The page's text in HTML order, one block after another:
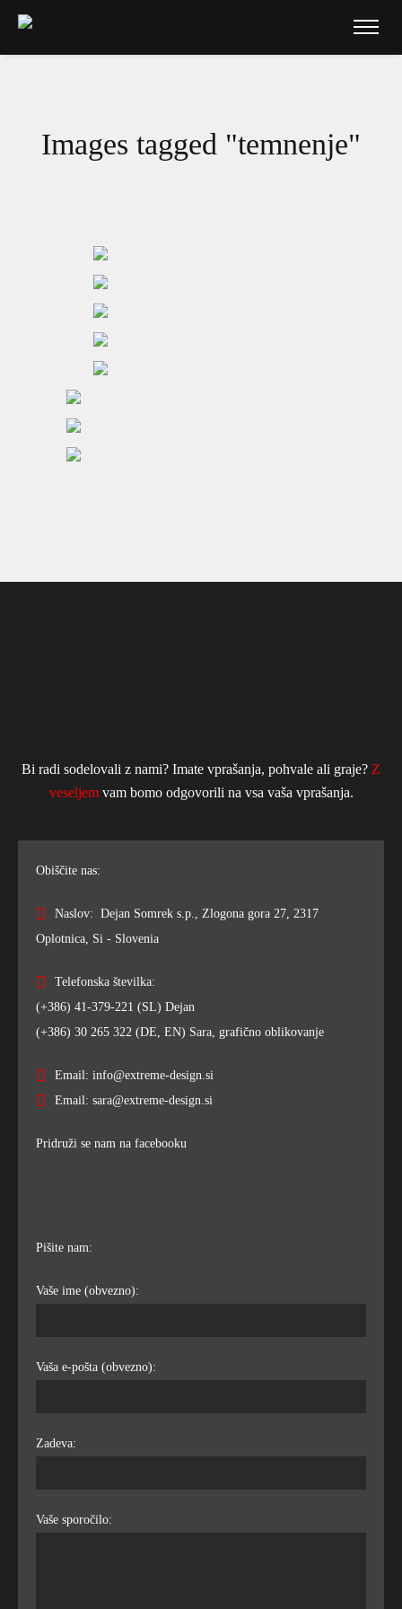
Images tagged "temnenje"
Bi radi sodelovali z nami? Imate vprašanja, pohvale ali graje? Z
veseljemvam bomo odgovorili na vsa vaša vprašanja.
Obiščite nas:
Naslov: Dejan Somrek s.p., Zlogona gora 27, 2317
Oplotnica, Si - Slovenia
Telefonska številka:
(+386) 41-379-221 (SL) Dejan
(+386) 30 265 322 (DE, EN) Sara, grafično oblikovanje
Email: info@extreme-design.si
Email: sara@extreme-design.si
Pridruži se nam na facebooku
Pišite nam:
Vaše ime (obvezno):
Vaša e-pošta (obvezno):
Zadeva:
Vaše sporočilo: